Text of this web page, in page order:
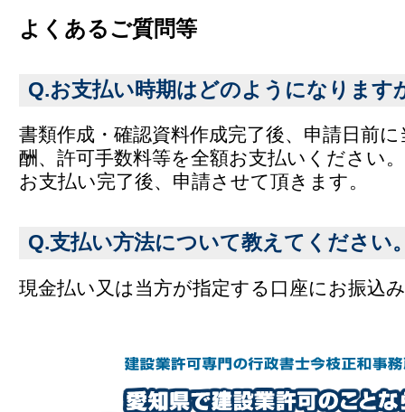
よくあるご質問等
Q.お支払い時期はどのようになります
書類作成・確認資料作成完了後、申請日前
酬、許可手数料等を全額お支払いください。
お支払い完了後、申請させて頂きます。
Q.支払い方法について教えてください
現金払い又は当方が指定する口座にお振込